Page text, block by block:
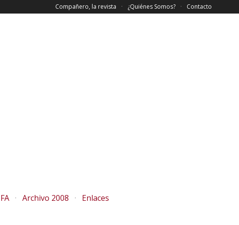
Compañero, la revista ¿Quiénes Somos? Contacto
FA Archivo 2008 Enlaces